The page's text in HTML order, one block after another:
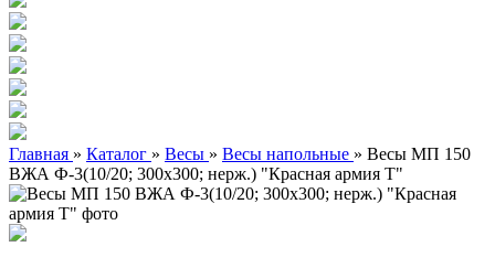
Главная » Каталог » Весы » Весы напольные » Весы МП 150
ВЖА Ф-3(10/20; 300х300; нерж.) "Красная армия Т"